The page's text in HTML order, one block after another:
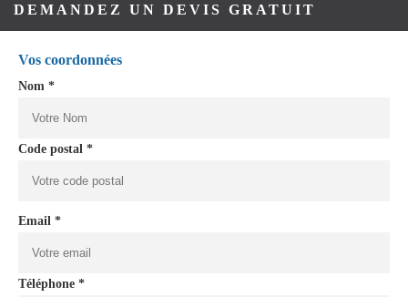
DEMANDEZ UN DEVIS GRATUIT
Vos coordonnées
Nom *
Code postal *
Email *
Téléphone *